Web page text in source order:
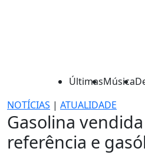
ÚltimasMúsica
NOTÍCIAS | ATUALIDADE
Gasolina
referência e